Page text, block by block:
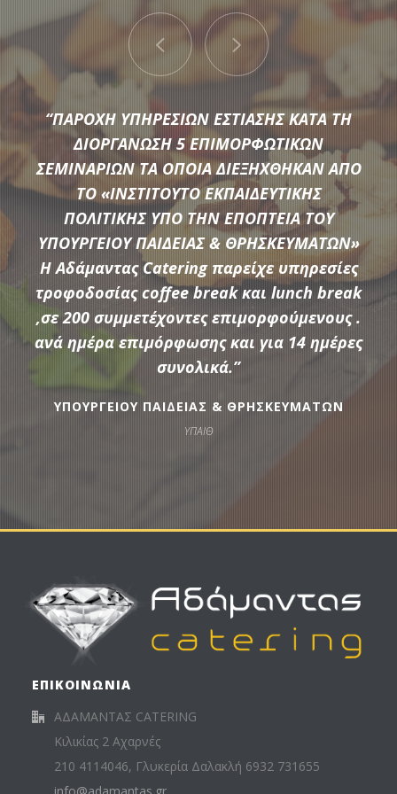
Μια μεγάλη ποικιλία από τις πιο σύγχρονες προτάσεις της
αγοράς συνθέτουν τον εξοπλισμό που διαθέτει η
Αδάμαντας Catering για να υποστηρίξουμε τις ξεχωριστές
ανάγκες κάθε εκδήλωσης.
ΠΕΡΙΣΣΟΤΕΡΑ
“ΠΑΡΟΧΗ ΥΠΗΡΕΣΙΩΝ ΕΣΤΙΑΣΗΣ ΚΑΤΑ ΤΗ
ΔΙΟΡΓΑΝΩΣΗ 5 ΕΠΙΜΟΡΦΩΤΙΚΩΝ
ΣΕΜΙΝΑΡΙΩΝ ΤΑ ΟΠΟΙΑ ΔΙΕΞΗΧΘΗΚΑΝ ΑΠΟ
ΤΟ «ΙΝΣΤΙΤΟΥΤΟ ΕΚΠΑΙΔΕΥΤΙΚΗΣ
ΠΟΛΙΤΙΚΗΣ ΥΠΟ ΤΗΝ ΕΠΟΠΤΕΙΑ ΤΟΥ
ΥΠΟΥΡΓΕΙΟΥ ΠΑΙΔΕΙΑΣ & ΘΡΗΣΚΕΥΜΑΤΩΝ»
Η Αδάμαντας Catering παρείχε υπηρεσίες
τροφοδοσίας coffee break και lunch break
,σε 200 συμμετέχοντες επιμορφούμενους .
ανά ημέρα επιμόρφωσης και για 14 ημέρες
συνολικά.”
ΥΠΟΥΡΓΕΙΟΥ ΠΑΙΔΕΙΑΣ & ΘΡΗΣΚΕΥΜΑΤΩΝ
ΥΠΑΙΘ
ΕΠΙΚΟΙΝΩΝΙΑ
ΑΔΑΜΑΝΤΑΣ CATERING
Κιλικίας 2 Αχαρνές
210 4114046, Γλυκερία Δαλακλή 6932 731655